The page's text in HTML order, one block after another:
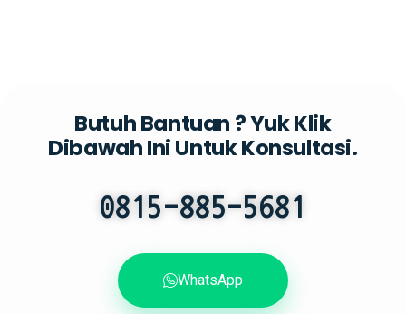
Butuh Bantuan ? Yuk Klik
Dibawah Ini Untuk Konsultasi.
0815-885-5681
WhatsApp